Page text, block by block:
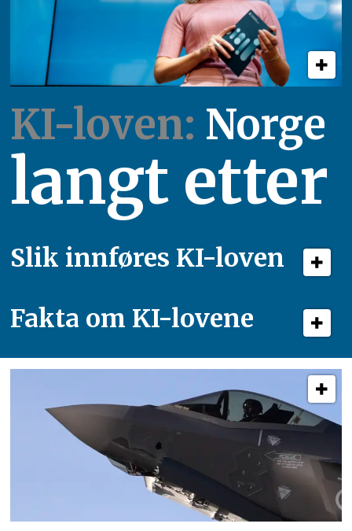
KI-loven: Norge
langt etter
Slik innføres KI-loven
Fakta om KI-lovene